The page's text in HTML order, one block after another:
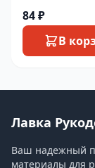
84 ₽
В
Лавка
Ваш надежный
материалы для